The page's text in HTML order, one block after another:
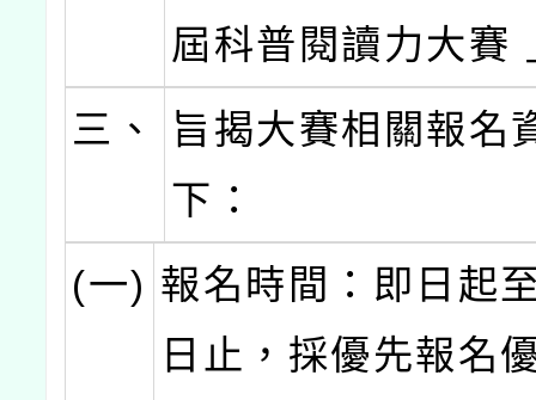
屆科普閱讀力大賽
三、
旨揭大賽相關報名
下：
(一) 報名時間：即日起
日止，採優先報名